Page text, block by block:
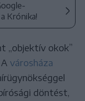
Krónika!
„objektív okok”
Avárosháza
döntést,